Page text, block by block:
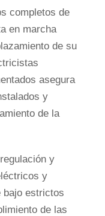
completos de
en marcha
de su
asegura
y
de la
y
y
bajo estrictos
de las